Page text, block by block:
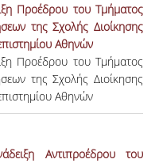
Προέδρου του Τμήματος
της Σχολής Διοίκησης
Αθηνών
Προέδρου του Τμήματος
της Σχολής Διοίκησης
Αθηνών
Αντιπροέδρου του